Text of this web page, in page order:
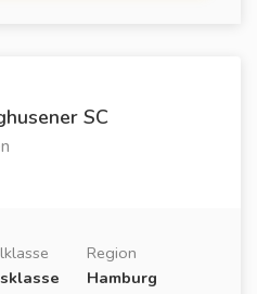
SC
Region
Hamburg